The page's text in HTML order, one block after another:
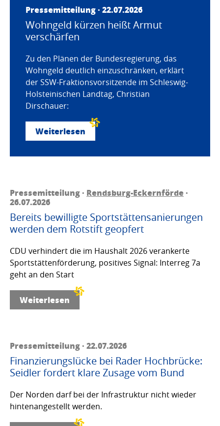
Pressemitteilung · 22.07.2026
Wohngeld kürzen heißt Armut
verschärfen
Zu den Plänen der Bundesregierung, das
Wohngeld deutlich einzuschränken, erklärt
der SSW-Fraktionsvorsitzende im Schleswig-
Holsteinischen Landtag, Christian
Dirschauer:
Weiterlesen
Pressemitteilung · Rendsburg-Eckernförde·
26.07.2026
Bereits bewilligte Sportstättensanierungen
werden dem Rotstift geopfert
CDU verhindert die im Haushalt 2026 verankerte
Sportstättenförderung, positives Signal: Interreg 7a
geht an den Start
Weiterlesen
Pressemitteilung · 22.07.2026
Finanzierungslücke bei Rader Hochbrücke:
Seidler fordert klare Zusage vom Bund
Der Norden darf bei der Infrastruktur nicht wieder
hintenangestellt werden.